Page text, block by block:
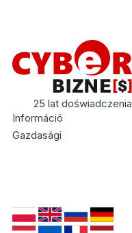
25 lat doświadczenia
Információ
Gazdasági